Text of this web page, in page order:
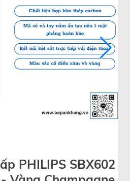
PHILIPS SBX602